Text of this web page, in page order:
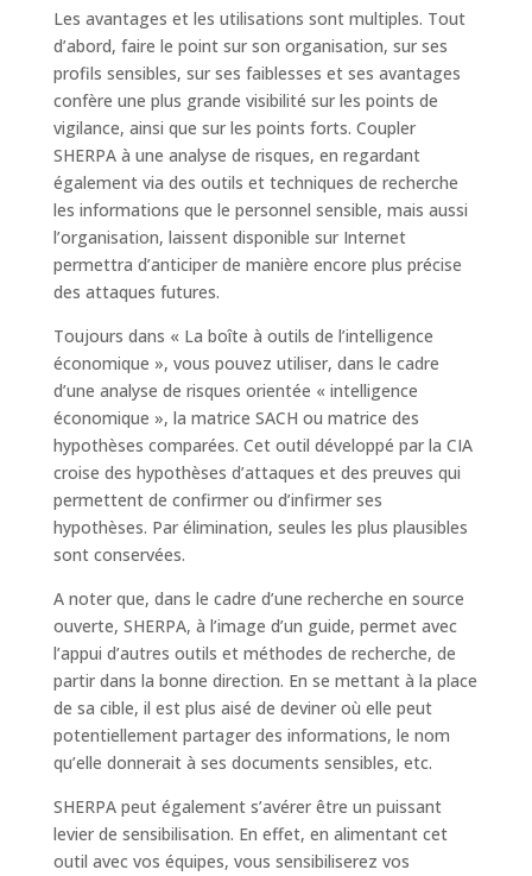
Les avantages et les utilisations sont multiples. Tout
d’abord, faire le point sur son organisation, sur ses
profils sensibles, sur ses faiblesses et ses avantages
confère une plus grande visibilité sur les points de
vigilance, ainsi que sur les points forts. Coupler
SHERPA à une analyse de risques, en regardant
également via des outils et techniques de recherche
les informations que le personnel sensible, mais aussi
l’organisation, laissent disponible sur Internet
permettra d’anticiper de manière encore plus précise
des attaques futures.
Toujours dans « La boîte à outils de l’intelligence
économique », vous pouvez utiliser, dans le cadre
d’une analyse de risques orientée « intelligence
économique », la matrice SACH ou matrice des
hypothèses comparées. Cet outil développé par la CIA
croise des hypothèses d’attaques et des preuves qui
permettent de confirmer ou d’infirmer ses
hypothèses. Par élimination, seules les plus plausibles
sont conservées.
A noter que, dans le cadre d’une recherche en source
ouverte, SHERPA, à l’image d’un guide, permet avec
l’appui d’autres outils et méthodes de recherche, de
partir dans la bonne direction. En se mettant à la place
de sa cible, il est plus aisé de deviner où elle peut
potentiellement partager des informations, le nom
qu’elle donnerait à ses documents sensibles, etc.
SHERPA peut également s’avérer être un puissant
levier de sensibilisation. En effet, en alimentant cet
outil avec vos équipes, vous sensibiliserez vos